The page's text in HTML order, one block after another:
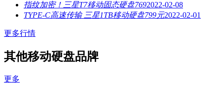
指纹加密！三星T7移动固态硬盘7692022-02-08
TYPE-C高速传输 三星1TB移动硬盘799元2022-02-01
更多行情
其他移动硬盘品牌
更多